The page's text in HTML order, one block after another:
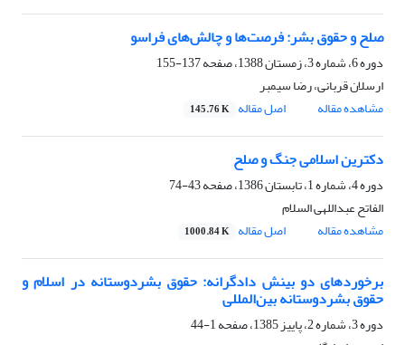
صلح و حقوق بشر: فرصت‌ها و چالش‌های فراسو
دوره 6، شماره 3، زمستان 1388، صفحه
137-155
ارسلان قربانی، رضا سیمبر
مشاهده مقاله
اصل مقاله 145.76 K
دکترین اسلامی جنگ و صلح
دوره 4، شماره 1، تابستان 1386، صفحه
43-74
الفاتح عبداللهی السلام
مشاهده مقاله
اصل مقاله 1000.84 K
برخوردهای دو بینش دادگرانه: حقوق بشردوستانه در اسلام و
حقوق بشردوستانه بین‌المللی
دوره 3، شماره 2، پاییز 1385، صفحه
1-44